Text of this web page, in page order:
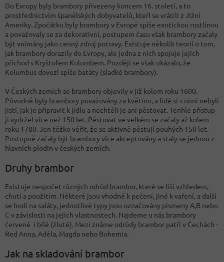
Do Evropy byly brambory přivezeny koncem 16. století, a to
prostřednictvím španělských dobyvatelů, kteří se vrátili z Jižní
Ameriky. Zpočátku byly brambory v Evropě spíše exotickou rostlinou
a považovaly se za dekorativní, postupem času však brambory začaly
být vnímány jako cenný zdroj potravy. Existuje několik teorií o tom,
jak brambory dorazily do Evropy, ale jedna z nich spojuje jejich
příchod s Kryštofem Kolumbem. Později se však ukázalo, že
Kolumbus dovezl spíše batáty (sladké brambory).
V Českých zemích se brambory objevily v již kolem roku 1600.
Původně byly brambory považovány za květinu, a lidé si s nimi nebyli
jistí, jak je připravit k jídlu a nechtěli je ani pěstovat. Tenhle přístup
ji vydržel více než 150 let. Pěstovat ve velkém se začaly až kolem
roku 1780. Jen těžko věřit, že se aktivně pěstují pouhých 150 let.
Postupně začaly být brambory více akceptovány a staly se jednou z
hlavních plodin v českých zemích.
Druhy brambor
Existuje nespočet různých odrůd brambor, které se liší vzhledem,
chutí a použitím. Některé jsou vhodné k pečení, jiné k vaření, a další
se hodí na saláty, jednotlivé typy jsou označovány písmeny A,B nebo
C v závislosti na jejich vlastnostech. Najdeme u nás brambory
červené i bílé (žluté). Mezi známe odrůdy brambor patří v Čechách -
Red Anna, Adéla, Magda nebo Bohemia.
Jak na skladování brambor